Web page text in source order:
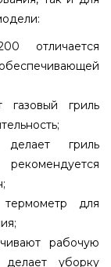
отличается
газовый гриль
гриль
для
рабочую
уборку